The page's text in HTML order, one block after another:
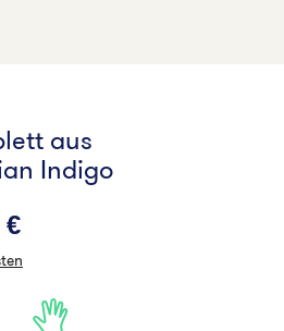
aus
Indigo
€